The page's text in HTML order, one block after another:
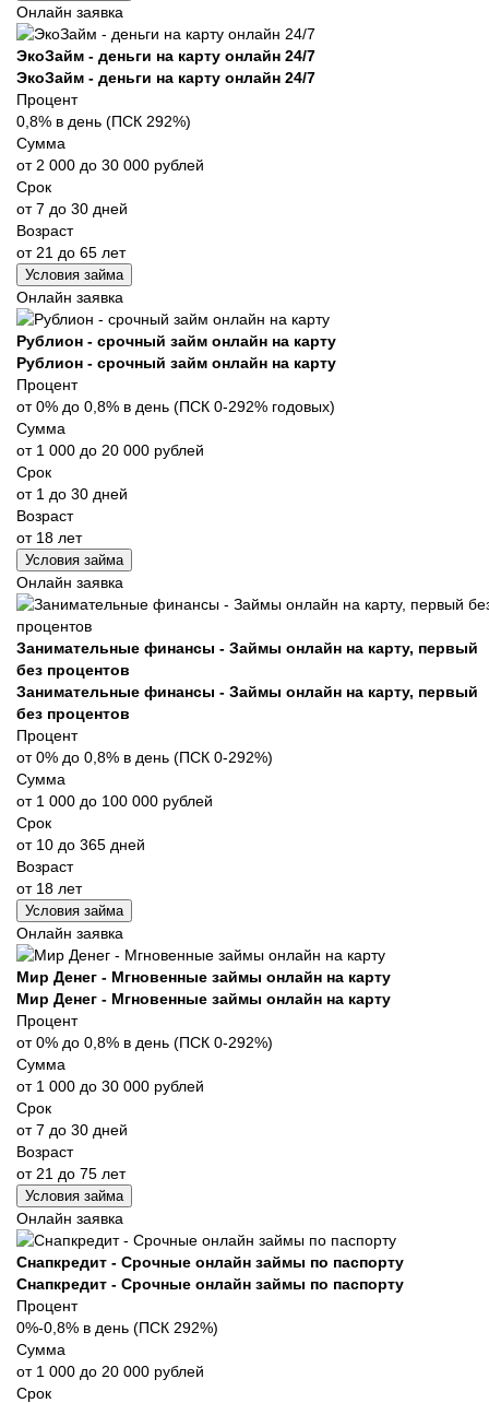
Онлайн заявка
ЭкоЗайм - деньги на карту онлайн 24/7
ЭкоЗайм - деньги на карту онлайн 24/7
Процент
0,8% в день (ПСК 292%)
Сумма
от 2 000 до 30 000 рублей
Срок
от 7 до 30 дней
Возраст
от 21 до 65 лет
Условия займа
Онлайн заявка
Рублион - срочный займ онлайн на карту
Рублион - срочный займ онлайн на карту
Процент
от 0% до 0,8% в день (ПСК 0-292% годовых)
Сумма
от 1 000 до 20 000 рублей
Срок
от 1 до 30 дней
Возраст
от 18 лет
Условия займа
Онлайн заявка
Занимательные финансы - Займы онлайн на карту, первый
без процентов
Занимательные финансы - Займы онлайн на карту, первый
без процентов
Процент
от 0% до 0,8% в день (ПСК 0-292%)
Сумма
от 1 000 до 100 000 рублей
Срок
от 10 до 365 дней
Возраст
от 18 лет
Условия займа
Онлайн заявка
Мир Денег - Мгновенные займы онлайн на карту
Мир Денег - Мгновенные займы онлайн на карту
Процент
от 0% до 0,8% в день (ПСК 0-292%)
Сумма
от 1 000 до 30 000 рублей
Срок
от 7 до 30 дней
Возраст
от 21 до 75 лет
Условия займа
Онлайн заявка
Снапкредит - Срочные онлайн займы по паспорту
Снапкредит - Срочные онлайн займы по паспорту
Процент
0%-0,8% в день (ПСК 292%)
Сумма
от 1 000 до 20 000 рублей
Срок